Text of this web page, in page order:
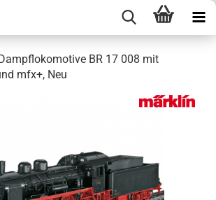
BR 17 008 mit
mfx+, Neu